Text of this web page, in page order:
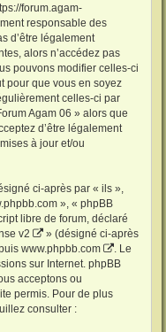
forum.agam-
responsable des
d’être légalement
alors n’accédez pas
pouvons modifier celles-ci
pour que vous en soyez
celles-ci par
Agam 06 » alors que
d’être légalement
à jour et/ou
ci-après par « ils »,
», « phpBB
libre de forum, déclaré
v2
» (désigné ci-après
www.phpbb.com
. Le
sur Internet. phpBB
acceptons ou
permis. Pour de plus
consulter :